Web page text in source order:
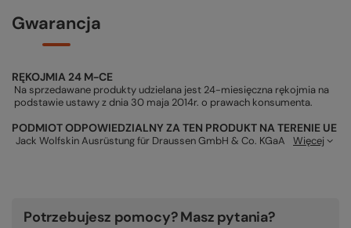
Gwarancja
RĘKOJMIA 24 M-CE
Na sprzedawane produkty udzielana jest 24-miesięczna rękojmia na
podstawie ustawy z dnia 30 maja 2014r. o prawach konsumenta.
PODMIOT ODPOWIEDZIALNY ZA TEN PRODUKT NA TERENIE UE
Jack Wolfskin Ausrüstung für Draussen GmbH & Co. KGaA Więcej
Potrzebujesz pomocy? Masz pytania?